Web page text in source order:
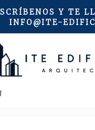
Y TE
INFO@ITE-